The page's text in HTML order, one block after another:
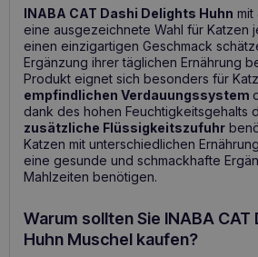
INABA CAT Dashi Delights Huhn mit
eine ausgezeichnete Wahl für Katzen
einen einzigartigen Geschmack
Ergänzung ihrer täglichen Ernährung
Produkt eignet sich besonders für
empfindlichen Verdauungssystem
dank des hohen Feuchtigkeitsgehalts
zusätzliche Flüssigkeitszufuhr
Katzen mit unterschiedlichen
eine gesunde und schmackhafte
Mahlzeiten benötigen.
Warum sollten Sie INABA
Huhn Muschel kaufen?